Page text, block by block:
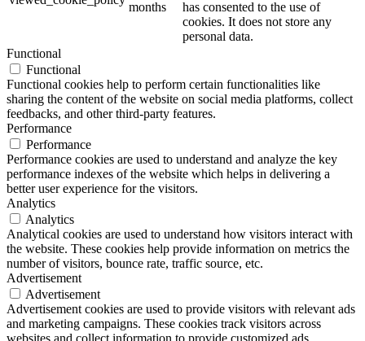
months
has consented to the use of
cookies. It does not store any
personal data.
Functional
Functional
Functional cookies help to perform certain functionalities like
sharing the content of the website on social media platforms, collect
feedbacks, and other third-party features.
Performance
Performance
Performance cookies are used to understand and analyze the key
performance indexes of the website which helps in delivering a
better user experience for the visitors.
Analytics
Analytics
Analytical cookies are used to understand how visitors interact with
the website. These cookies help provide information on metrics the
number of visitors, bounce rate, traffic source, etc.
Advertisement
Advertisement
Advertisement cookies are used to provide visitors with relevant ads
and marketing campaigns. These cookies track visitors across